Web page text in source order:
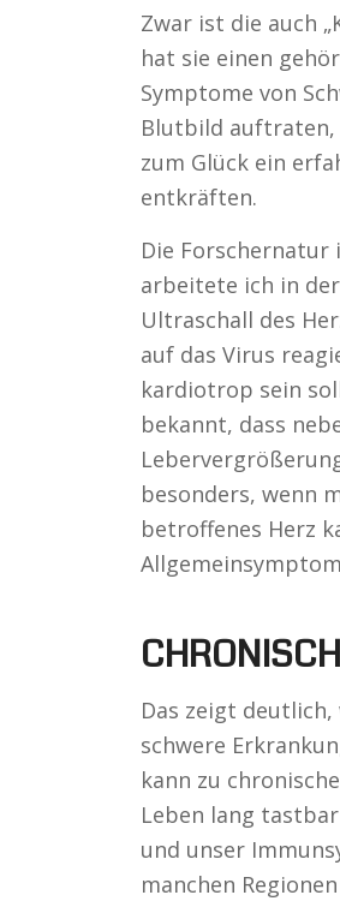
Zwar ist die auch
hat sie einen
Symptome von
Blutbild auftraten,
zum Glück ein
entkräften.
Die Forschernatur
arbeitete ich in
Ultraschall des
auf das Virus
kardiotrop sein
bekannt, dass
besonders, wenn
betroffenes Herz
Das zeigt
schwere
kann zu
Leben lang
und unser
manchen